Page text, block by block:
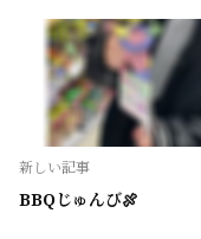
新しい記事
BBQじゅんび🍖